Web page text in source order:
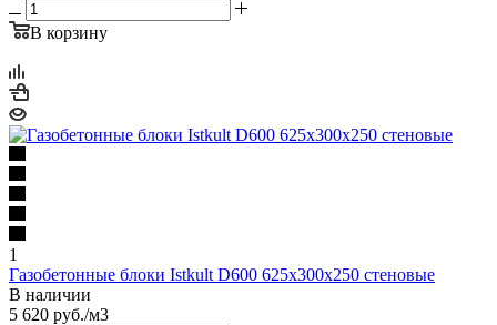
В корзину
1
Газобетонные блоки Istkult D600 625х300х250 стеновые
В наличии
5 620 руб./м3